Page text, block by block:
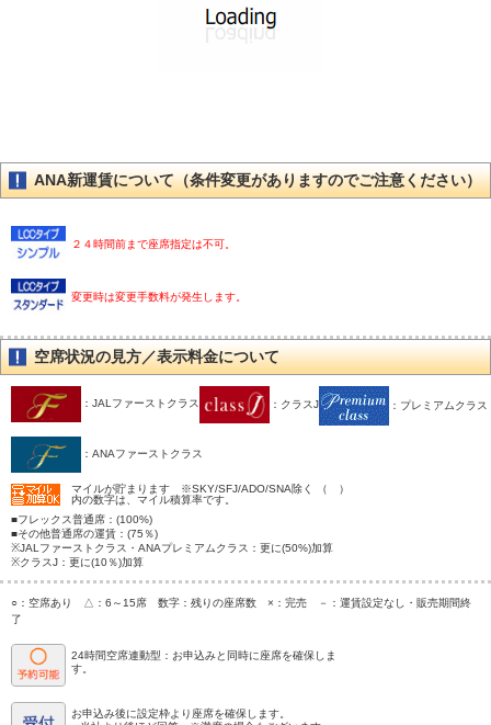
ANA新運賃について（条件変更がありますのでご注意ください）
２４時間前まで座席指定は不可。
変更時は変更手数料が発生します。
空席状況の見方／表示料金について
：JALファーストクラス ：クラスJ ：プレミアムクラス
：ANAファーストクラス
マイルが貯まります ※SKY/SFJ/ADO/SNA除く （ ）
内の数字は、マイル積算率です。
■フレックス普通席：(100%)
■その他普通席の運賃：(75％)
※JALファーストクラス・ANAプレミアムクラス：更に(50%)加算
※クラスJ：更に(10％)加算
○：空席あり △：6～15席 数字：残りの座席数 ×：完売 －：運賃設定なし・販売期間終
了
24時間空席連動型：お申込みと同時に座席を確保しま
す。
お申込み後に設定枠より座席を確保します。